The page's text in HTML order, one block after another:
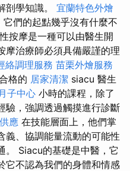
剖學知識。 宜蘭特色外燴
們的起點幾乎沒有什麼不
按摩是一種可以由醫生開
摩治療師必須具備嚴謹的理
絡調理服務 苗栗外燴服務
格的 居家清潔 siacu 醫生
子中心 小時的課程，除了
驗，強調透過觸摸進行診斷
應 在技​​能層面上，他們掌
義、協調能量流動的可能性
。 Siacu的基礎是中醫，它
它不認為我們的身體和情感